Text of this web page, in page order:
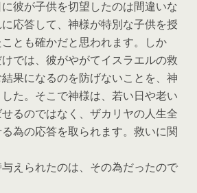
彼が子供を切望したのは間違いな
応答して、神様が特別な子供を授
とも確かだと思われます。しか
では、彼がやがてイスラエルの救
果になるのを防げないことを、神
た。そこで神様は、若い日や老い
るのではなく、ザカリヤの人生全
為の応答を取られます。救いに関
えられたのは、その為だったので